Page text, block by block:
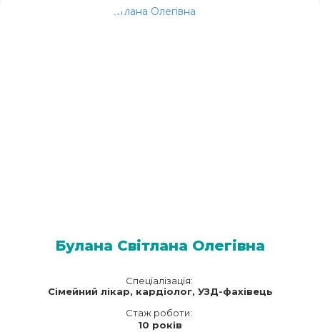
Булана Світлана Олегівна
Спеціалізація:
Сімейний лікар, кардіолог, УЗД-фахівець
Стаж роботи:
10 років